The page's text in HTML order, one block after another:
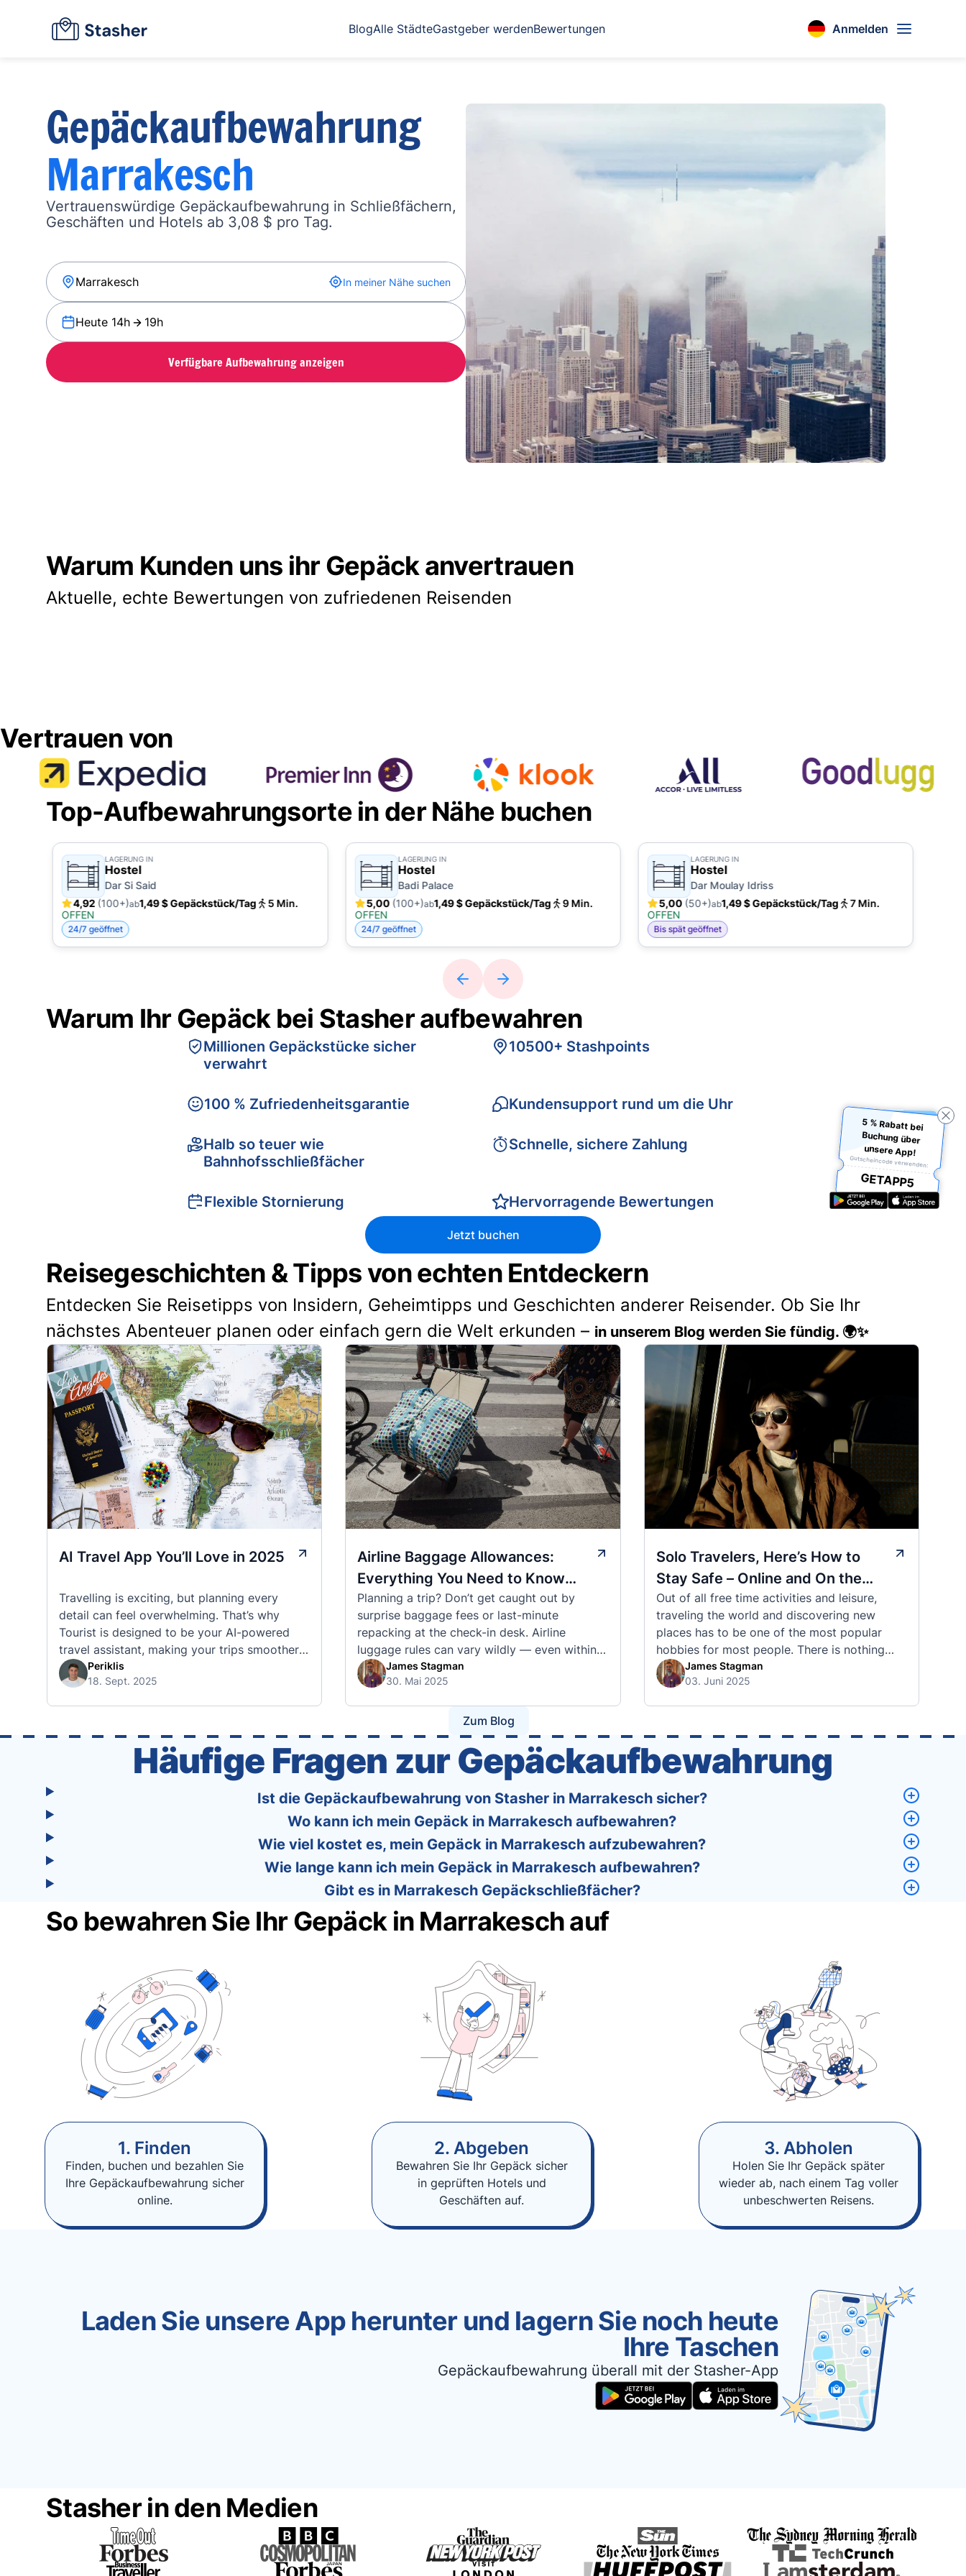
BlogAlle StädteGastgeber werdenBewertungen Anmelden
Gepäckaufbewahrung
Marrakesch
Vertrauenswürdige Gepäckaufbewahrung in Schließfächern,
Geschäften und Hotels ab 3,08 $ pro Tag.
In meiner Nähe suchen
Heute 14h 19h
Verfügbare Aufbewahrung anzeigen
Warum Kunden uns ihr Gepäck anvertrauen
Aktuelle, echte Bewertungen von zufriedenen Reisenden
Vertrauen von
Top-Aufbewahrungsorte in der Nähe buchen
LAGERUNG IN
Hostel
Dar Si Said
4,92 (100+)ab1,49 $ Gepäckstück/Tag
5 Min.
OFFEN
24/7 geöffnet
LAGERUNG IN
Hostel
Badi Palace
5,00 (100+)ab1,49 $ Gepäckstück/Tag
9 Min.
OFFEN
24/7 geöffnet
LAGERUNG IN
Hostel
Dar Moulay Idriss
5,00 (50+)ab1,49 $ Gepäckstück/Tag
7 Min.
OFFEN
Bis spät geöffnet
Warum Ihr Gepäck bei Stasher aufbewahren
Millionen Gepäckstücke sicher
verwahrt
100 % Zufriedenheitsgarantie
Halb so teuer wie
Bahnhofsschließfächer
Flexible Stornierung
10500+ Stashpoints
Kundensupport rund um die Uhr
Schnelle, sichere Zahlung
Hervorragende Bewertungen
Jetzt buchen
Reisegeschichten & Tipps von echten Entdeckern
Entdecken Sie Reisetipps von Insidern, Geheimtipps und Geschichten anderer Reisender. Ob Sie Ihr
nächstes Abenteuer planen oder einfach gern die Welt erkunden – in unserem Blog werden Sie fündig. 🌍✨
AI Travel App You’ll Love in 2025
Travelling is exciting, but planning every
detail can feel overwhelming. That’s why
Tourist is designed to be your AI-powered
travel assistant, making your trips smoother,
smarter, and stress-free. 🧭 What Makes the
Tourist App Unique? Unlike standard travel
trip planning becomes as exciting …
Periklis
18. Sept. 2025
Airline Baggage Allowances:
Everything You Need to Know
Before You Fly
Planning a trip? Don’t get caught out by
surprise baggage fees or last-minute
repacking at the check-in desk. Airline
luggage rules can vary wildly — even within
the same country or alliance. That’s why
we’ve created a detailed set of guides to help
policies of over 30 international …
James Stagman
30. Mai 2025
Solo Travelers, Here’s How to
Stay Safe – Online and On the
Road
Out of all free time activities and leisure,
traveling the world and discovering new
places has to be one of the most popular
hobbies for most people. There is nothing
quite like visiting a brand new city, country,
or region and experiencing the culture, the
James Stagman
03. Juni 2025
Zum Blog
Häufige Fragen zur Gepäckaufbewahrung
Ist die Gepäckaufbewahrung von Stasher in Marrakesch sicher?
Wo kann ich mein Gepäck in Marrakesch aufbewahren?
Wie viel kostet es, mein Gepäck in Marrakesch aufzubewahren?
Wie lange kann ich mein Gepäck in Marrakesch aufbewahren?
Gibt es in Marrakesch Gepäckschließfächer?
So bewahren Sie Ihr Gepäck in Marrakesch auf
1. Finden
Finden, buchen und bezahlen Sie
Ihre Gepäckaufbewahrung sicher
online.
2. Abgeben
Bewahren Sie Ihr Gepäck sicher
in geprüften Hotels und
Geschäften auf.
3. Abholen
Holen Sie Ihr Gepäck später
wieder ab, nach einem Tag voller
unbeschwerten Reisens.
Laden Sie unsere App herunter und lagern Sie noch heute
Ihre Taschen
Gepäckaufbewahrung überall mit der Stasher-App
Stasher in den Medien
5 % Rabatt bei
Buchung über
unsere App!
Gutscheincode verwenden:
GETAPP5